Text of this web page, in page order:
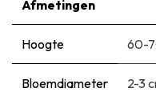
Afmetingen
Hoogte 60-
Bloemdiameter 2-3